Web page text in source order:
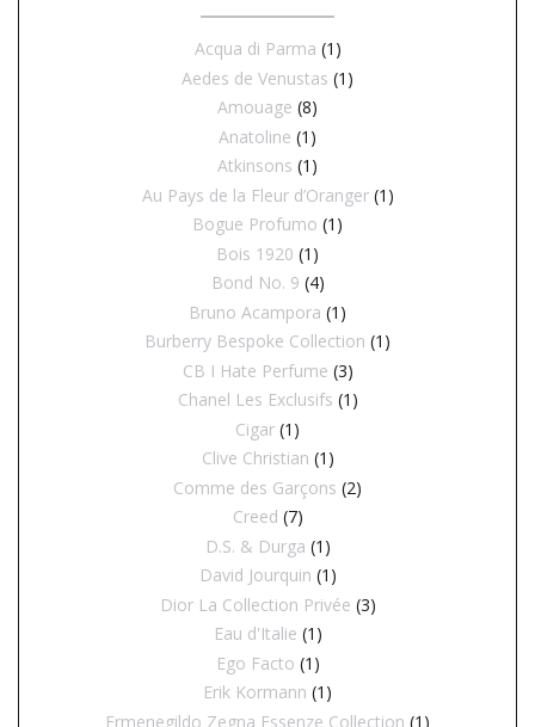
Acqua di Parma (1)
Aedes de Venustas (1)
Amouage (8)
Anatoline (1)
Atkinsons (1)
Au Pays de la Fleur d’Oranger (1)
Bogue Profumo (1)
Bois 1920 (1)
Bond No. 9 (4)
Bruno Acampora (1)
Burberry Bespoke Collection (1)
CB I Hate Perfume (3)
Chanel Les Exclusifs (1)
Cigar (1)
Clive Christian (1)
Comme des Garçons (2)
Creed (7)
D.S. & Durga (1)
David Jourquin (1)
Dior La Collection Privée (3)
Eau d'Italie (1)
Ego Facto (1)
Erik Kormann (1)
Ermenegildo Zegna Essenze Collection (1)